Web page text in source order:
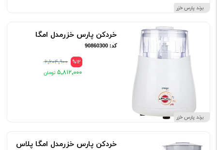
برند پارس خزر
برند پارس خزر
خردکن پارس خزرمدل امگا
کد: 90860300
%12 ۶٬۶۰۴٬۹۰۰
۵٬۸۱۲٬۰۰۰
خردکن پارس خزرمدل امگا پلاس